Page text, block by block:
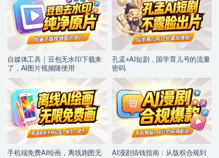
自媒体工具｜豆包无水印下载来
了，AI图片视频随便用
孔孟+AI短剧，国学育儿号的流量
密码
手机端免费AI绘画，离线跑图无
AI漫剧搞钱指南：从版权合规到